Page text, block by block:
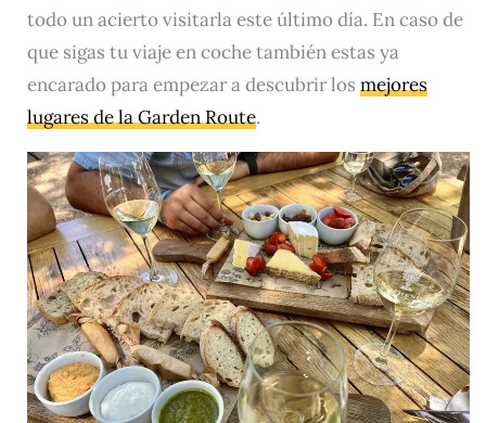
todo un acierto visitarla este último día. En caso de
que sigas tu viaje en coche también estas ya
encarado para empezar a descubrir los mejores
lugares de la Garden Route.